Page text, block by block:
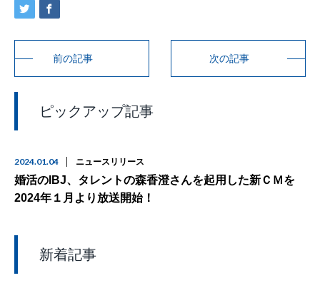
前の記事 次の記事
ピックアップ記事
2024.01.04 ニュースリリース
婚活のIBJ、タレントの森香澄さんを起用した新ＣＭを
2024年１月より放送開始！
新着記事